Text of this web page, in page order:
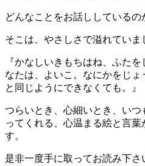
どんなことをお話ししているの
そこは、やさしさで溢れていま
『かなしいきもちはね、ふた
なたは、よいこ。なにかをじ
と同じようにできなくても。』
つらいとき、心細いとき、い
ってくれる、心温まる絵と言
す。
是非一度手に取ってお読み下さ